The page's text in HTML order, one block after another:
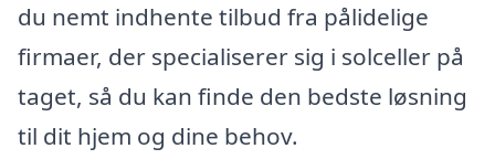
du nemt indhente tilbud fra pålidelige
firmaer, der specialiserer sig i solceller på
taget, så du kan finde den bedste løsning
til dit hjem og dine behov.